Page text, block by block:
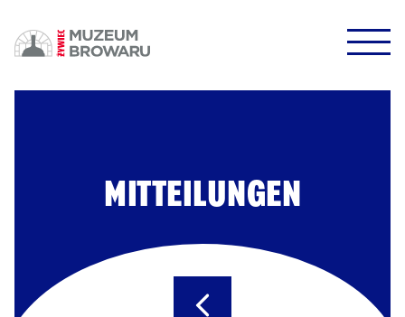
DOWODZIKI DO KONTROLI!
POTWIERDŹ
MITTEILUNGEN